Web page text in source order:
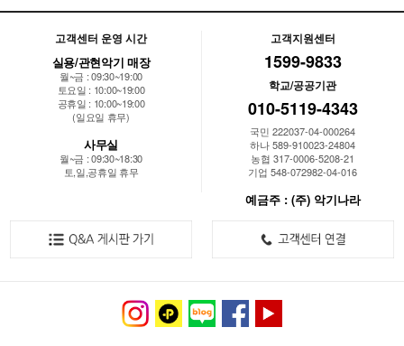
고객센터 운영 시간
실용/관현악기 매장
월~금 : 09:30~19:00
토요일 : 10:00~19:00
공휴일 : 10:00~19:00
(일요일 휴무)
사무실
월~금 : 09:30~18:30
토,일,공휴일 휴무
고객지원센터
1599-9833
학교/공공기관
010-5119-4343
국민 222037-04-000264
하나 589-910023-24804
농협 317-0006-5208-21
기업 548-072982-04-016
예금주 : (주) 악기나라